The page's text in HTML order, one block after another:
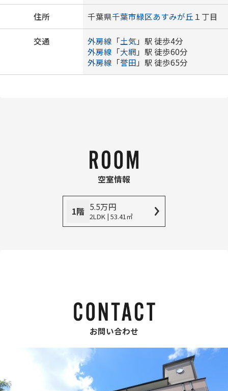
住所 千葉県千葉市緑区あすみが丘 １丁目
交通 外房線 「土気 」駅 徒歩4分
外房線 「大網 」駅 徒歩60分
外房線 「誉田 」駅 徒歩65分
空室情報
1階 5.5万円
2LDK | 53.41㎡
お問い合わせ